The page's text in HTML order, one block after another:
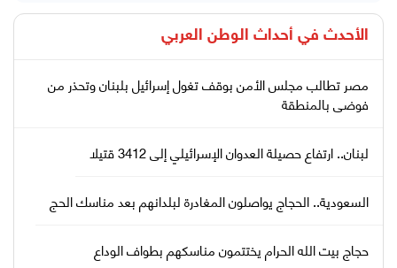
الأحدث في أحداث الوطن العربي
مصر تطالب مجلس الأمن بوقف تغول إسرائيل بلبنان وتحذر من
فوضى بالمنطقة
لبنان.. ارتفاع حصيلة العدوان الإسرائيلي إلى 3412 قتيلا
السعودية.. الحجاج يواصلون المغادرة لبلدانهم بعد مناسك الحج
حجاج بيت الله الحرام يختتمون مناسكهم بطواف الوداع